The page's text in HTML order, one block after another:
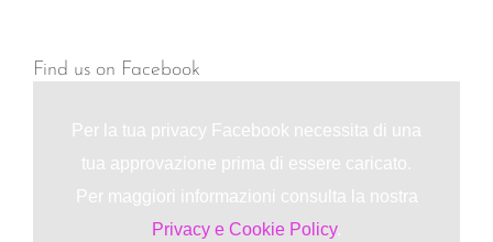
Find us on Facebook
Per la tua privacy Facebook necessita di una
tua approvazione prima di essere caricato.
Per maggiori informazioni consulta la nostra
Privacy e Cookie Policy.